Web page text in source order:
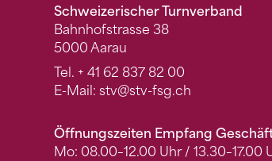
Schweizerischer Turnverband
Bahnhofstrasse 38
5000 Aarau
Tel. + 41 62 837 82 00
E-Mail: stv@stv-fsg.ch
Öffnungszeiten Empfang
Mo: 08.00–12.00 Uhr / 13.30–17.00